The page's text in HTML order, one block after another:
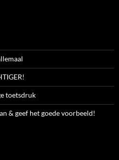
toetsdruk
& geef het goede voorbeeld!